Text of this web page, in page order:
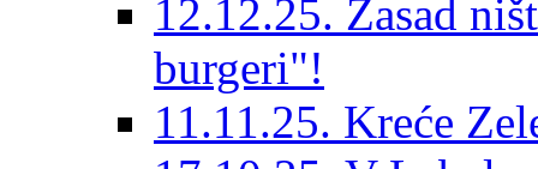
12.12.25. Zasad
burgeri"!
11.11.25. Kreće